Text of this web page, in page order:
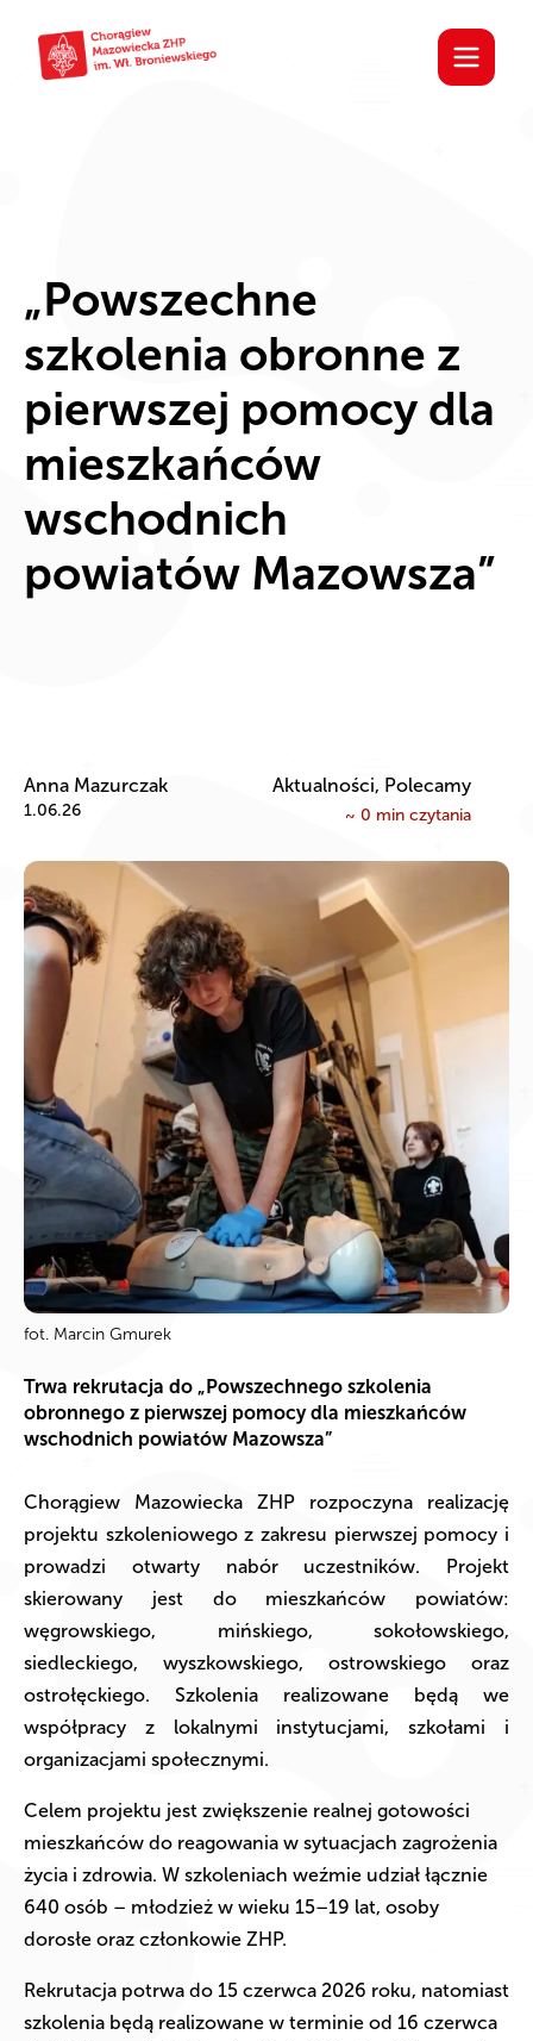
„Powszechne
szkolenia obronne z
pierwszej pomocy dla
mieszkańców
wschodnich
powiatów Mazowsza”
Anna Mazurczak
1.06.26
Aktualności, Polecamy
~ 0 min czytania
fot. Marcin Gmurek
Trwa rekrutacja do „Powszechnego szkolenia
obronnego z pierwszej pomocy dla mieszkańców
wschodnich powiatów Mazowsza”
Chorągiew Mazowiecka ZHP rozpoczyna realizację
projektu szkoleniowego z zakresu pierwszej pomocy i
prowadzi otwarty nabór uczestników. Projekt
skierowany jest do mieszkańców powiatów:
węgrowskiego, mińskiego, sokołowskiego,
siedleckiego, wyszkowskiego, ostrowskiego oraz
ostrołęckiego. Szkolenia realizowane będą we
współpracy z lokalnymi instytucjami, szkołami i
organizacjami społecznymi.
Celem projektu jest zwiększenie realnej gotowości
mieszkańców do reagowania w sytuacjach zagrożenia
życia i zdrowia. W szkoleniach weźmie udział łącznie
640 osób – młodzież w wieku 15–19 lat, osoby
dorosłe oraz członkowie ZHP.
Rekrutacja potrwa do 15 czerwca 2026 roku, natomiast
szkolenia będą realizowane w terminie od 16 czerwca